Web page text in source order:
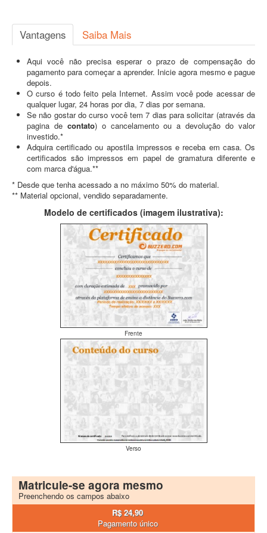
Vantagens Saiba Mais
Aqui você não precisa esperar o prazo de compensação do
pagamento para começar a aprender. Inicie agora mesmo e pague
depois.
O curso é todo feito pela Internet. Assim você pode acessar de
qualquer lugar, 24 horas por dia, 7 dias por semana.
Se não gostar do curso você tem 7 dias para solicitar (através da
pagina de contato) o cancelamento ou a devolução do valor
investido.*
Adquira certificado ou apostila impressos e receba em casa. Os
certificados são impressos em papel de gramatura diferente e
com marca d'água.**
* Desde que tenha acessado a no máximo 50% do material.
** Material opcional, vendido separadamente.
Modelo de certificados (imagem ilustrativa):
Frente
Verso
Matricule-se agora mesmo
Preenchendo os campos abaixo
R$ 24,90
Pagamento único